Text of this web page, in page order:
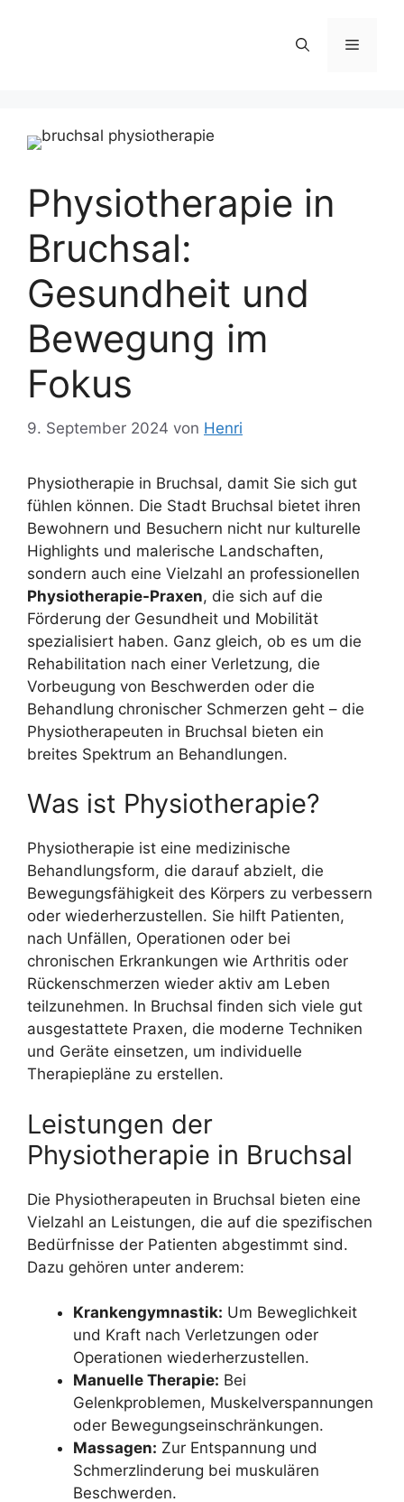
Menü
Physiotherapie in
Bruchsal:
Gesundheit und
Bewegung im
Fokus
9. September 2024 von Henri
Physiotherapie in Bruchsal, damit Sie sich gut
fühlen können. Die Stadt Bruchsal bietet ihren
Bewohnern und Besuchern nicht nur kulturelle
Highlights und malerische Landschaften,
sondern auch eine Vielzahl an professionellen
Physiotherapie-Praxen, die sich auf die
Förderung der Gesundheit und Mobilität
spezialisiert haben. Ganz gleich, ob es um die
Rehabilitation nach einer Verletzung, die
Vorbeugung von Beschwerden oder die
Behandlung chronischer Schmerzen geht – die
Physiotherapeuten in Bruchsal bieten ein
breites Spektrum an Behandlungen.
Was ist Physiotherapie?
Physiotherapie ist eine medizinische
Behandlungsform, die darauf abzielt, die
Bewegungsfähigkeit des Körpers zu verbessern
oder wiederherzustellen. Sie hilft Patienten,
nach Unfällen, Operationen oder bei
chronischen Erkrankungen wie Arthritis oder
Rückenschmerzen wieder aktiv am Leben
teilzunehmen. In Bruchsal finden sich viele gut
ausgestattete Praxen, die moderne Techniken
und Geräte einsetzen, um individuelle
Therapiepläne zu erstellen.
Leistungen der
Physiotherapie in Bruchsal
Die Physiotherapeuten in Bruchsal bieten eine
Vielzahl an Leistungen, die auf die spezifischen
Bedürfnisse der Patienten abgestimmt sind.
Dazu gehören unter anderem:
Krankengymnastik: Um Beweglichkeit
und Kraft nach Verletzungen oder
Operationen wiederherzustellen.
Manuelle Therapie: Bei
Gelenkproblemen, Muskelverspannungen
oder Bewegungseinschränkungen.
Massagen: Zur Entspannung und
Schmerzlinderung bei muskulären
Beschwerden.